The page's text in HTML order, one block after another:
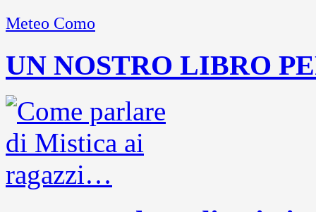
Meteo Como
UN NOSTRO LIBRO